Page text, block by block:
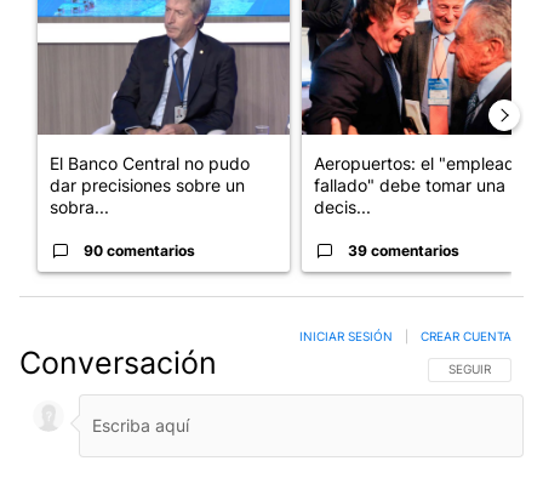
El Banco Central no pudo
dar precisiones sobre un
sobra...
90 comentarios
Aeropuertos: el "empleado
fallado" debe tomar una
decis...
39 comentarios
Conversación SIGA ESTA
SEGUIR
INICIAR SESIÓN CREAR CUENTA